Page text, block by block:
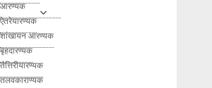
आरण्यक
ऐतरेयारण्यक
शांखायन आरण्यक
बृहदारण्यक
तैत्तिरीयारण्यक
तलवकाराण्यक